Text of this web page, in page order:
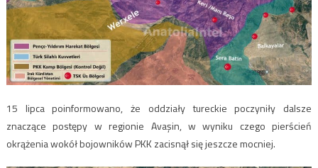
15 lipca poinformowano, że oddziały tureckie poczyniły dalsze
znaczące postępy w regionie Avaşin, w wyniku czego pierścień
okrążenia wokół bojowników PKK zacisnął się jeszcze mocniej.